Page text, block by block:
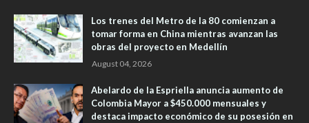
Los trenes del Metro de la 80 comienzan a
tomar forma en China mientras avanzan las
obras del proyecto en Medellín
August 04, 2026
Abelardo de la Espriella anuncia aumento de
Colombia Mayor a $450.000 mensuales y
destaca impacto económico de su posesión en